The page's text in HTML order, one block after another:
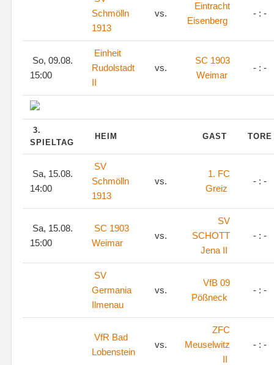
Schmölln
1913
vs.
Eintracht
Eisenberg
- : -
So, 09.08.
15:00
Einheit
Rudolstadt
II
vs.
SC 1903
Weimar
- : -
3.
SPIELTAG
HEIM GAST
Sa, 15.08.
14:00
SV
Schmölln
1913
vs.
1. FC
Greiz
- : -
Sa, 15.08.
15:00
SC 1903
Weimar
vs.
SV
SCHOTT
Jena II
- : -
SV
Germania
Ilmenau
vs.
VfB 09
Pößneck
- : -
VfR Bad
Lobenstein
vs.
ZFC
Meuselwitz
II
- : -